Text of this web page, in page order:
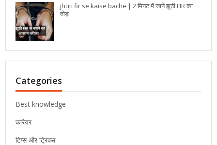
jhuti fir se kaise bache | 2 मिनट में जाने झूठी FIR का
तोड़
Categories
Best knowledge
करियर
टिप्स और ट्रिक्स